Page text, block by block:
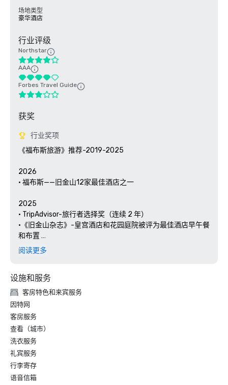
场地类型
豪华酒店
行业评级
Northstar
AAA
Forbes Travel Guide
获奖
行业奖项
《福布斯旅游》推荐-2019-2025
2026
• 福布斯——旧金山12家最佳酒店之一
2025
• TripAdvisor-旅行者选择奖（连续 2 年）
•《旧金山杂志》-皇宫酒店和花园庭院被评为最佳酒店早午餐
和布置
• Hospitality Net-一生中至少一次的加州27个最佳去处
• 旧金山高级生活——旧金山皇宫酒店庆祝 150 周年
2024
• 旅行 + 休闲-旧金山最佳酒店-设施最好的酒店
•《福布斯旅行指南》——拥有难忘鱼子酱体验的 15 家酒店之
一
• SF Gate — 湾区最佳 — 5 家最佳酒店
• OpenTable — 旧金山最漂亮的 12 家餐厅之一
• 旅行者选择奖-最佳中的最佳
• 我去的目的地 — 美国 6 个最佳 LGBTQ+ 婚礼目的地之一
阅读更多
设施和服务
客房特色和来宾服务
因特网
客房服务
查看（城市）
洗衣服务
礼宾服务
行李寄存
语音信箱